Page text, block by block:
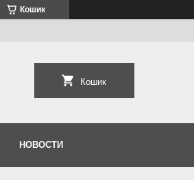
Кошик
Кошик
НОВОСТИ